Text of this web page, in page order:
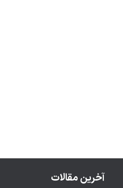
آخرین مقالات